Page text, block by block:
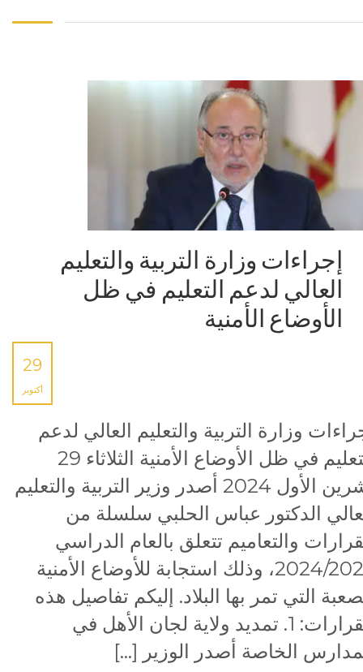
إجراءات وزارة التربية والتعليم
العالي لدعم التعليم في ظل
الأوضاع الأمنية
29
أكتوبر
وزارة التربية والتعليم العالي لدعم
التعليم في ظل الأوضاع الأمنية الثلاثاء 29
تشرين الأول 2024 أصدر وزير التربية والتعليم
الدكتور عباس الحلبي سلسلة من
والتعاميم تتعلق بالعام الدراسي
2024/2025، وذلك استجابة للأوضاع الأمنية
التي تمر بها البلاد. إليكم تفاصيل هذه
القرارات: 1. تمديد ولاية لجان الأهل في
الخاصة أصدر الوزير […]